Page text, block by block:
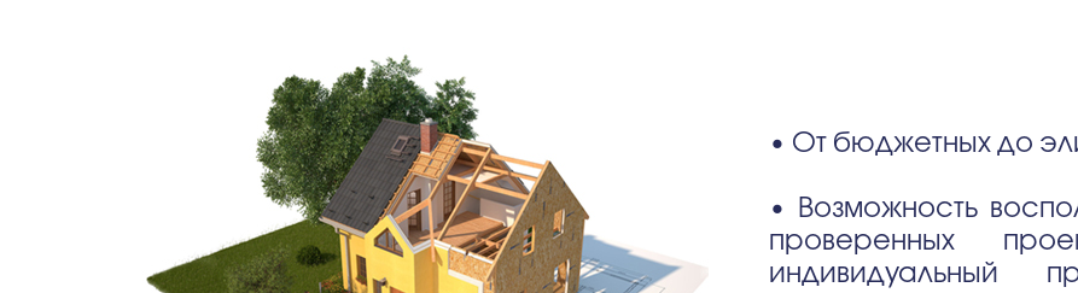
• От бюджетных до
• Возможность
проверенных
индивидуальный